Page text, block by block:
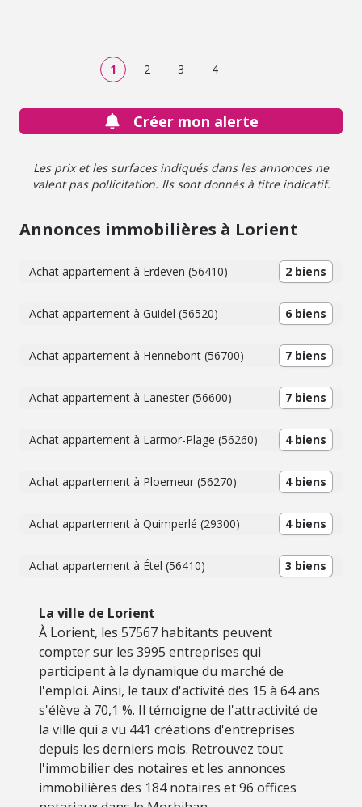
1 2 3 4
Créer mon alerte
Les prix et les surfaces indiqués dans les annonces ne
valent pas pollicitation. Ils sont donnés à titre indicatif.
Annonces immobilières à Lorient
Achat appartement à Erdeven (56410) 2 biens
Achat appartement à Guidel (56520) 6 biens
Achat appartement à Hennebont (56700) 7 biens
Achat appartement à Lanester (56600) 7 biens
Achat appartement à Larmor-Plage (56260) 4 biens
Achat appartement à Ploemeur (56270) 4 biens
Achat appartement à Quimperlé (29300) 4 biens
Achat appartement à Étel (56410) 3 biens
La ville de Lorient
À Lorient, les 57567 habitants peuvent
compter sur les 3995 entreprises qui
participent à la dynamique du marché de
l'emploi. Ainsi, le taux d'activité des 15 à 64 ans
s'élève à 70,1 %. Il témoigne de l'attractivité de
la ville qui a vu 441 créations d'entreprises
depuis les derniers mois. Retrouvez tout
l'immobilier des notaires et les annonces
immobilières des 184 notaires et 96 offices